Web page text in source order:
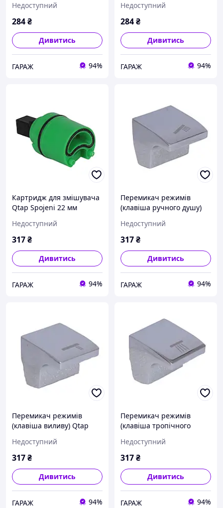
змішувача для ванни з
коротким зливом Tern
garage
Недоступний
284₴
Дивитись
ГАРАЖ 94%
garage
Недоступний
284₴
Дивитись
ГАРАЖ 94%
Картридж для змішувача
Qtap Spojeni 22 мм
Недоступний
317₴
Дивитись
ГАРАЖ 94%
Перемикач режимів
(клавіша ручного душу)
душової системи Tern
QTTER2628134849953
Недоступний
317₴
Дивитись
ГАРАЖ 94%
Перемикач режимів
(клавіша виливу) Qtap
системи Tern
QTTER2628134849954
Недоступний
317₴
Дивитись
ГАРАЖ 94%
Перемикач режимів
(клавіша тропічного
для душової системи Tern
QTTER2628134849947
Недоступний
317₴
Дивитись
ГАРАЖ 94%